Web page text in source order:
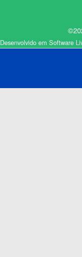
Desenvolvido em Software